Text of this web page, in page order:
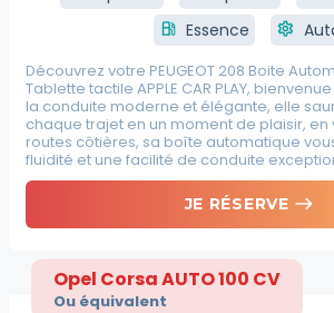
local_gas_station Essence settings
Découvrez votre PEUGEOT 208 Boite
Tablette tactile APPLE CAR PLAY,
la conduite moderne et élégante, elle
chaque trajet en un moment de plaisir, en
routes côtières, sa boîte automatique
fluidité et une facilité de conduite
JE RÉSERVE east
Opel Corsa AUTO 100 CV
Ou équivalent